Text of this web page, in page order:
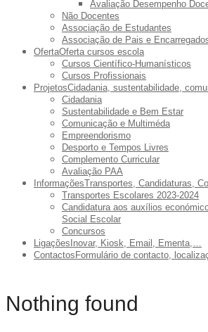
Avaliação Desempenho
Não Docentes
Associação de Estudantes
Associação de Pais e
OfertaOferta cursos escola
Cursos Científico-Humanísticos
Cursos Profissionais
ProjetosCidadania, sustentabilidade,
Cidadania
Sustentabilidade e Bem Estar
Comunicação e Multiméda
Empreendorismo
Desporto e Tempos Livres
Complemento Curricular
Avaliação PAA
InformaçõesTransportes, Candidaturas,
Transportes Escolares 2023-2024
Candidatura aos auxílios
Social Escolar
Concursos
Ligações Inovar, Kiosk, Email, Ementa,…
Contactos Formulário de contacto,
Nothing found